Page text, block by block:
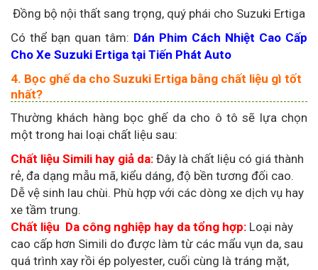
Đồng bộ nội thất sang trọng, quý phái cho Suzuki Ertiga
Có thể bạn quan tâm: Dán Phim Cách Nhiệt Cao Cấp
Cho Xe Suzuki Ertiga tại Tiến Phát Auto
4. Bọc ghế da cho Suzuki Ertiga bằng chất liệu gì tốt
nhất?
Thường khách hàng bọc ghế da cho ô tô sẽ lựa chọn
một trong hai loại chất liệu sau:
Chất liệu Simili hay giả da: Đây là chất liệu có giá thành
rẻ, đa dạng mẫu mã, kiểu dáng, độ bền tương đối cao.
Dễ vệ sinh lau chùi. Phù hợp với các dòng xe dịch vụ hay
xe tầm trung.
Chất liệu Da công nghiệp hay da tổng hợp: Loại này
cao cấp hơn Simili do được làm từ các mẩu vụn da, sau
quá trình xay rồi ép polyester, cuối cùng là tráng mặt,